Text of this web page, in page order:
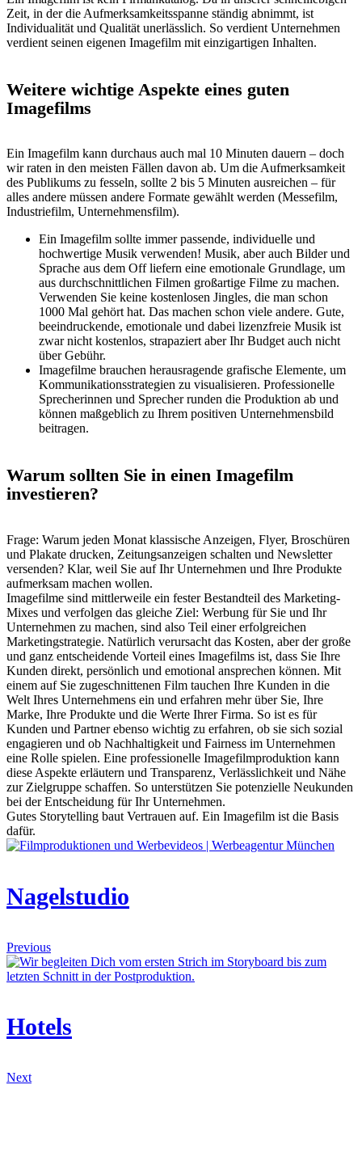
Zeit, in der die Aufmerksamkeitsspanne ständig abnimmt, ist
Individualität und Qualität unerlässlich. So verdient Unternehmen
verdient seinen eigenen Imagefilm mit einzigartigen Inhalten.
Weitere wichtige Aspekte eines guten
Imagefilms
Ein Imagefilm kann durchaus auch mal 10 Minuten dauern – doch
wir raten in den meisten Fällen davon ab. Um die Aufmerksamkeit
des Publikums zu fesseln, sollte 2 bis 5 Minuten ausreichen – für
alles andere müssen andere Formate gewählt werden (Messefilm,
Industriefilm, Unternehmensfilm).
Ein Imagefilm sollte immer passende, individuelle und
hochwertige Musik verwenden! Musik, aber auch Bilder und
Sprache aus dem Off liefern eine emotionale Grundlage, um
aus durchschnittlichen Filmen großartige Filme zu machen.
Verwenden Sie keine kostenlosen Jingles, die man schon
1000 Mal gehört hat. Das machen schon viele andere. Gute,
beeindruckende, emotionale und dabei lizenzfreie Musik ist
zwar nicht kostenlos, strapaziert aber Ihr Budget auch nicht
über Gebühr.
Imagefilme brauchen herausragende grafische Elemente, um
Kommunikationsstrategien zu visualisieren. Professionelle
Sprecherinnen und Sprecher runden die Produktion ab und
können maßgeblich zu Ihrem positiven Unternehmensbild
beitragen.
Warum sollten Sie in einen Imagefilm
investieren?
Frage: Warum jeden Monat klassische Anzeigen, Flyer, Broschüren
und Plakate drucken, Zeitungsanzeigen schalten und Newsletter
versenden? Klar, weil Sie auf Ihr Unternehmen und Ihre Produkte
aufmerksam machen wollen.
Imagefilme sind mittlerweile ein fester Bestandteil des Marketing-
Mixes und verfolgen das gleiche Ziel: Werbung für Sie und Ihr
Unternehmen zu machen, sind also Teil einer erfolgreichen
Marketingstrategie. Natürlich verursacht das Kosten, aber der große
und ganz entscheidende Vorteil eines Imagefilms ist, dass Sie Ihre
Kunden direkt, persönlich und emotional ansprechen können. Mit
einem auf Sie zugeschnittenen Film tauchen Ihre Kunden in die
Welt Ihres Unternehmens ein und erfahren mehr über Sie, Ihre
Marke, Ihre Produkte und die Werte Ihrer Firma. So ist es für
Kunden und Partner ebenso wichtig zu erfahren, ob sie sich sozial
engagieren und ob Nachhaltigkeit und Fairness im Unternehmen
eine Rolle spielen. Eine professionelle Imagefilmproduktion kann
diese Aspekte erläutern und Transparenz, Verlässlichkeit und Nähe
zur Zielgruppe schaffen. So unterstützen Sie potenzielle Neukunden
bei der Entscheidung für Ihr Unternehmen.
Gutes Storytelling baut Vertrauen auf. Ein Imagefilm ist die Basis
dafür.
Nagelstudio
Previous
Hotels
Next